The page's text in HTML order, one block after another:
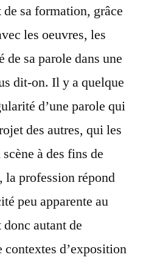
sa formation, grâce
les oeuvres, les
sa parole dans une
dit-on. Il y a quelque
d’une parole qui
des autres, qui les
à des fins de
la profession répond
peu apparente au
autant de
d’exposition